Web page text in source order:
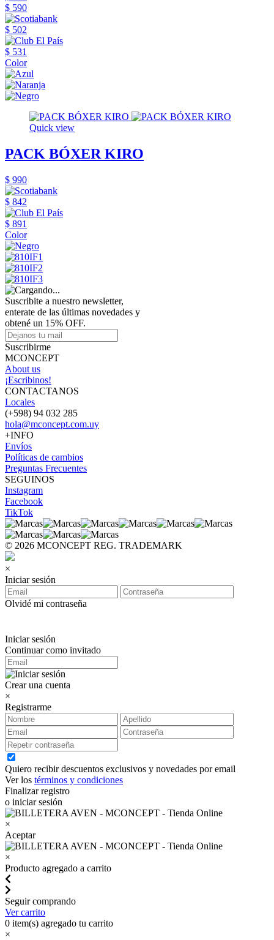
$ 590
$ 502
$ 531
Color
Quick view
PACK BÓXER KIRO
$ 990
$ 842
$ 891
Color
Suscribite a nuestro newsletter,
enterate de las últimas novedades y
obtené un 15% OFF.
Suscribirme
MCONCEPT
About us
¡Escribinos!
CONTACTANOS
Locales
(+598) 94 032 285
hola@mconcept.com.uy
+INFO
Envíos
Políticas de cambios
Preguntas Frecuentes
SEGUINOS
Instagram
Facebook
TikTok
© 2026 MCONCEPT REG. TRADEMARK
×
Iniciar sesión
Olvidé mi contraseña
Iniciar sesión
Continuar como invitado
Crear una cuenta
×
Registrarme
Quiero recibir descuentos exclusivos y novedades por email
Ver los términos y condiciones
Finalizar registro
o iniciar sesión
×
Aceptar
×
Producto agregado a carrito
Seguir comprando
Ver carrito
0 item(s) agregado tu carrito
×